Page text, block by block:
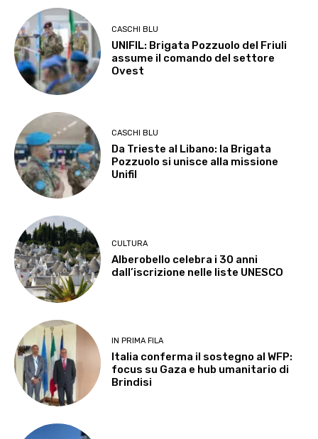
CASCHI BLU
UNIFIL: Brigata Pozzuolo del Friuli
assume il comando del settore
Ovest
CASCHI BLU
Da Trieste al Libano: la Brigata
Pozzuolo si unisce alla missione
Unifil
CULTURA
Alberobello celebra i 30 anni
dall’iscrizione nelle liste UNESCO
IN PRIMA FILA
Italia conferma il sostegno al WFP:
focus su Gaza e hub umanitario di
Brindisi